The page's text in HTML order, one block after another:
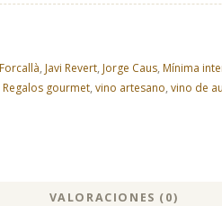
Forcallà, Javi Revert, Jorge Caus, Mínima
Regalos gourmet,vino artesano,vino de
VALORACIONES (0)